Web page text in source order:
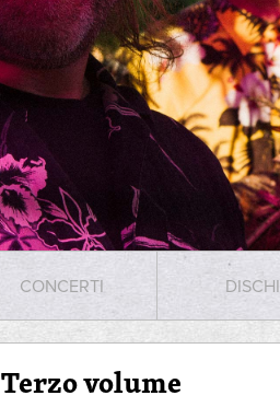
CONCERTI DISCHI
Terzo volume